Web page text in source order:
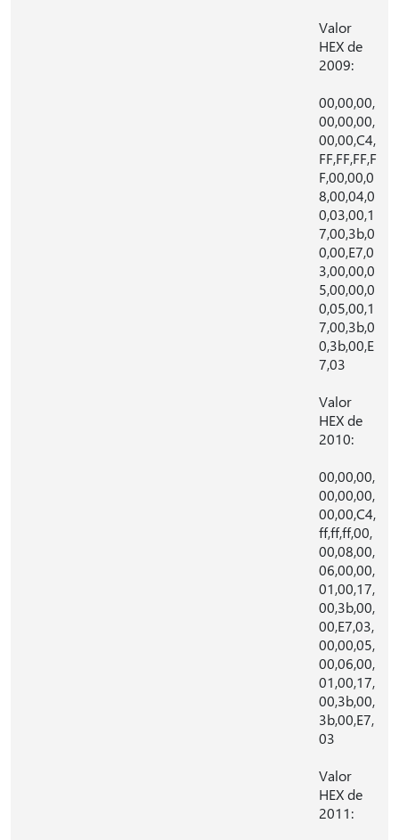
Valor
HEX de
2009:
00,00,00,
00,00,00,
00,00,C4,
FF,FF,FF,F
F,00,00,0
8,00,04,0
0,03,00,1
7,00,3b,0
0,00,E7,0
3,00,00,0
5,00,00,0
0,05,00,1
7,00,3b,0
0,3b,00,E
7,03
Valor
HEX de
2010:
00,00,00,
00,00,00,
00,00,C4,
ff,ff,ff,00,
00,08,00,
06,00,00,
01,00,17,
00,3b,00,
00,E7,03,
00,00,05,
00,06,00,
01,00,17,
00,3b,00,
3b,00,E7,
03
Valor
HEX de
2011: